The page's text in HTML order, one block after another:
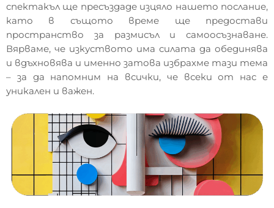
спектакъл ще пресъздаде изцяло нашето послание,
като в същото време ще предостави
пространство за размисъл и самоосъзнаване.
Вярваме, че изкуството има силата да обединява
и вдъхновява и именно затова избрахме тази тема
– за да напомним на всички, че всеки от нас е
уникален и важен.